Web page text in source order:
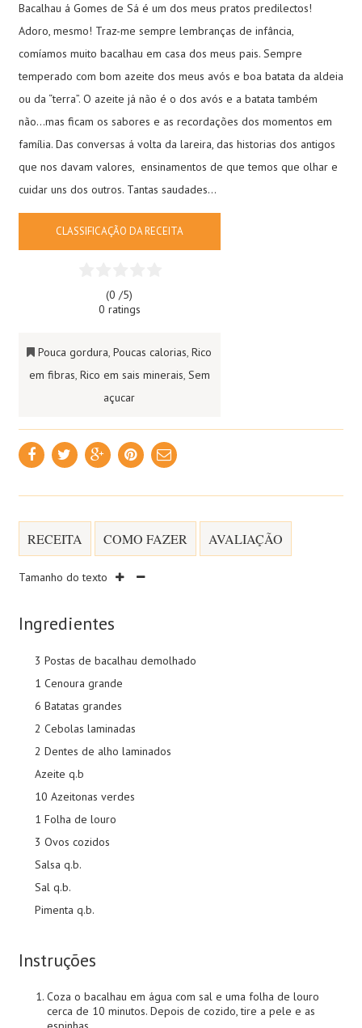
Bacalhau á Gomes de Sá é um dos meus pratos predilectos!
Adoro, mesmo! Traz-me sempre lembranças de infância,
comíamos muito bacalhau em casa dos meus pais. Sempre
temperado com bom azeite dos meus avós e boa batata da aldeia
ou da “terra”. O azeite já não é o dos avós e a batata também
não…mas ficam os sabores e as recordações dos momentos em
família. Das conversas á volta da lareira, das historias dos antigos
que nos davam valores, ensinamentos de que temos que olhar e
cuidar uns dos outros. Tantas saudades…
CLASSIFICAÇÃO DA RECEITA
(0 /5)
0 ratings
Pouca gordura,Poucas calorias,Rico
em fibras, Rico em sais minerais, Sem
açucar
RECEITA COMO FAZER AVALIAÇÃO
Tamanho do texto
Ingredientes
3 Postas de bacalhau demolhado
1 Cenoura grande
6 Batatas grandes
2 Cebolas laminadas
2 Dentes de alho laminados
Azeite q.b
10 Azeitonas verdes
1 Folha de louro
3 Ovos cozidos
Salsa q.b.
Sal q.b.
Pimenta q.b.
Instruções
Coza o bacalhau em água com sal e uma folha de louro
cerca de 10 minutos. Depois de cozido, tire a pele e as